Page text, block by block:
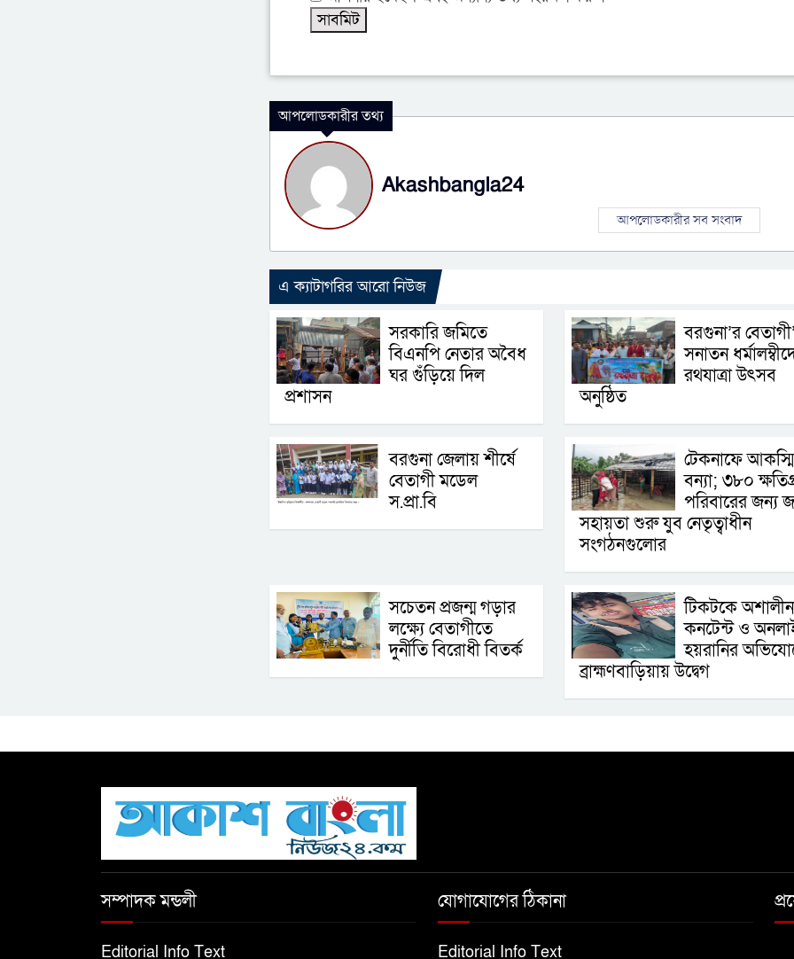
আপলোডকারীর তথ্য
Akashbangla24
আপলোডকারীর সব সংবাদ
এ ক্যাটাগরির আরো নিউজ
সরকারি জমিতে
বিএনপি নেতার অবৈধ
ঘর গুঁড়িয়ে দিল
প্রশাসন
বরগুনা’র
সনাতন
রথযাত্রা উৎসব
অনুষ্ঠিত
বরগুনা জেলায় শীর্ষে
বেতাগী মডেল
স.প্রা.বি
টেকনাফে
বন্যা; ৩৮০
পরিবারের জন্য
সহায়তা শুরু যুব নেতৃত্বাধীন
সংগঠনগুলোর
সচেতন প্রজন্ম গড়ার
লক্ষ্যে বেতাগীতে
দুর্নীতি বিরোধী বিতর্ক
টিকটকে অশালীন
কনটেন্ট ও
হয়রানির
ব্রাহ্মণবাড়িয়ায় উদ্বেগ
সম্পাদক মন্ডলী
Editorial Info Text
যোগাযোগের ঠিকানা
Editorial Info Text